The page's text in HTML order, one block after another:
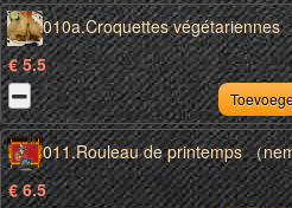
010a.Croquettes végétariennes
€ 5.5
011.Rouleau de printemps （
€ 6.5